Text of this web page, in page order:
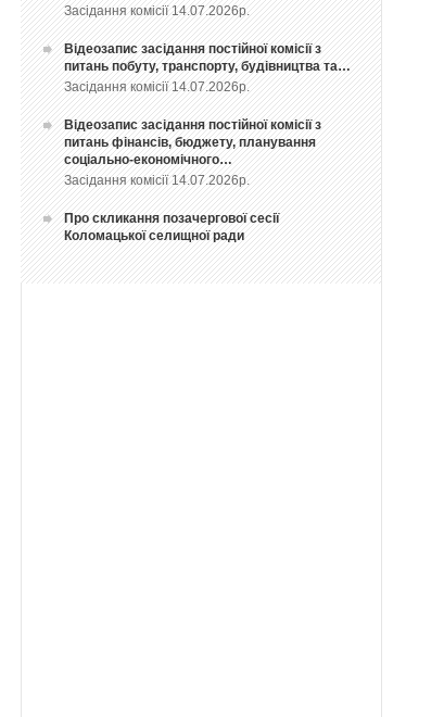
Засідання комісії 14.07.2026р.
Відеозапис засідання постійної комісії з
питань побуту, транспорту, будівництва та…
Засідання комісії 14.07.2026р.
Відеозапис засідання постійної комісії з
питань фінансів, бюджету, планування
соціально-економічного…
Засідання комісії 14.07.2026р.
Про скликання позачергової сесії
Коломацької селищної ради